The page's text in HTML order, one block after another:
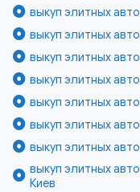
выкуп элитных
выкуп элитных
выкуп элитных
выкуп элитных
выкуп элитных
выкуп элитных
выкуп элитных
выкуп элитных
Киев